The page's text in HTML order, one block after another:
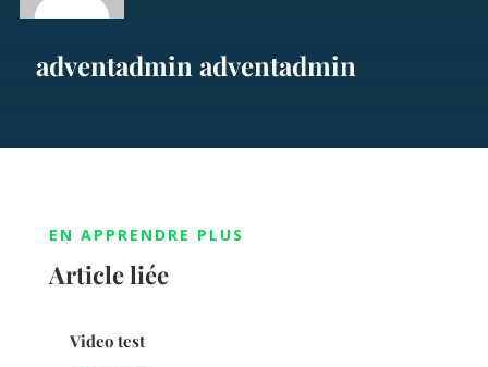
adventadmin adventadmin
EN APPRENDRE PLUS
Article liée
Video test